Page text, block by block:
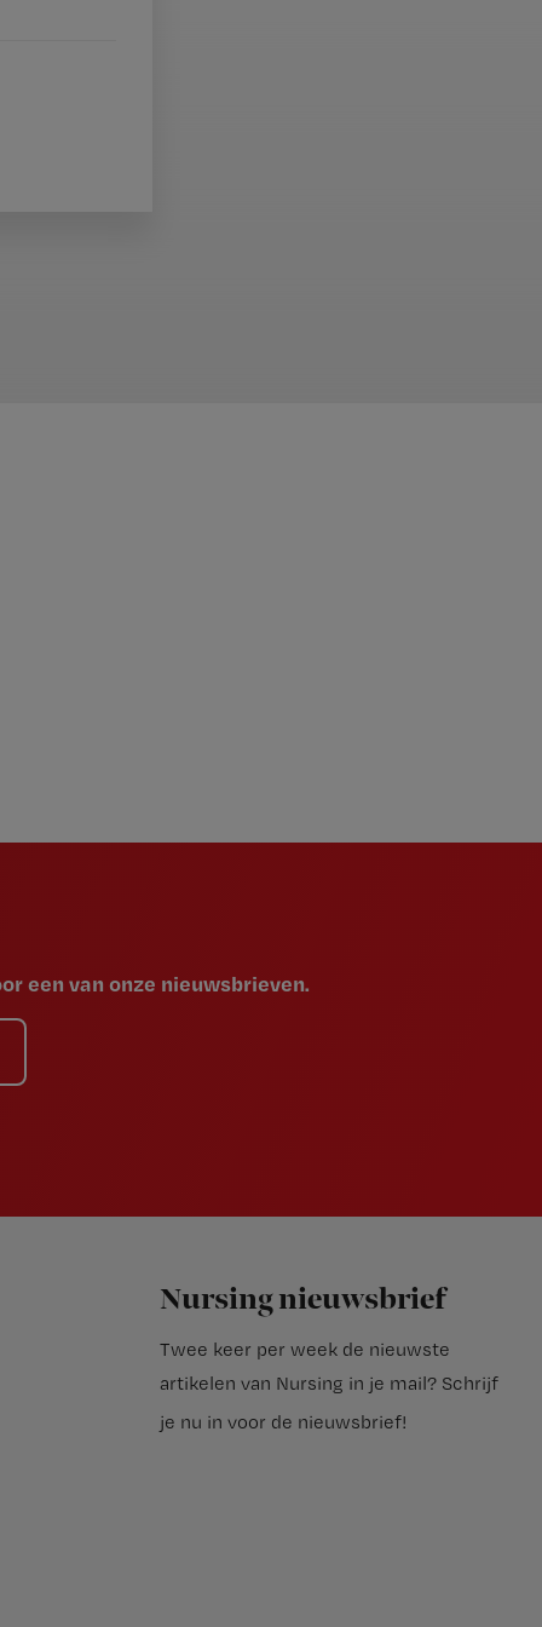
een van onze nieuwsbrieven.
Nursing nieuwsbrief
Twee keer per week de nieuwste
artikelen van Nursing in je mail? Schrijf
je nu in voor de nieuwsbrief!